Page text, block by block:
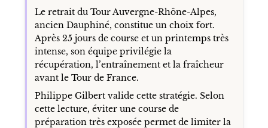
Le retrait du Tour Auvergne-Rhône-Alpes,
ancien Dauphiné, constitue un choix fort.
Après 25 jours de course et un printemps très
intense, son équipe privilégie la
récupération, l’entraînement et la fraîcheur
avant le Tour de France.
Philippe Gilbert valide cette stratégie. Selon
cette lecture, éviter une course de
préparation très exposée permet de limiter la